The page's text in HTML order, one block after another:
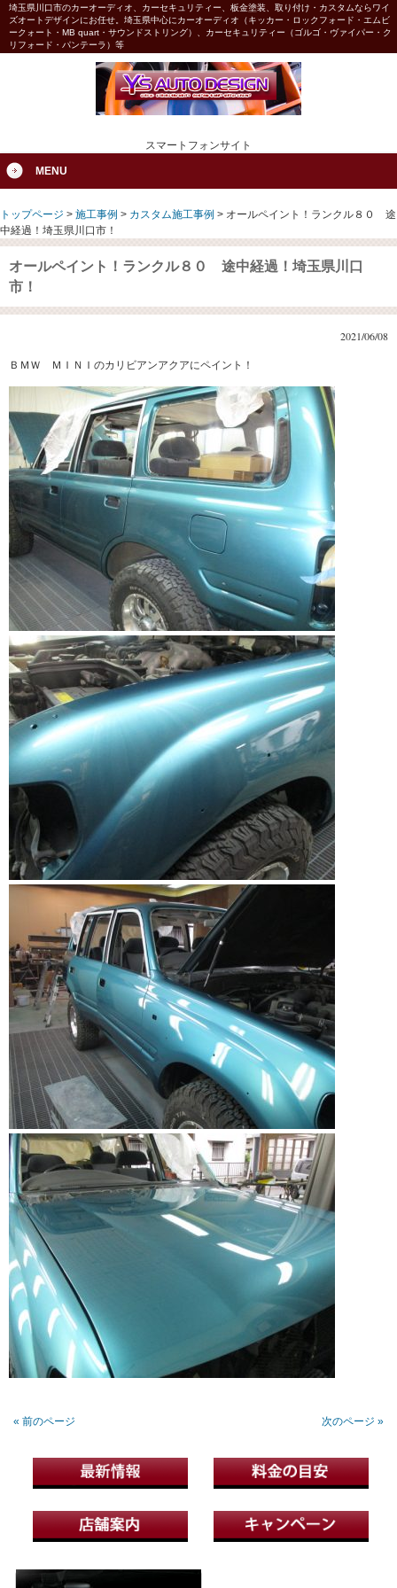
埼玉県川口市のカーオーディオ、カーセキュリティー、板金塗装、取り付け・カスタムならワイ
ズオートデザインにお任せ。埼玉県中心にカーオーディオ（キッカー・ロックフォード・エムビ
ークォート・MB quart・サウンドストリング）、カーセキュリティー（ゴルゴ・ヴァイパー・ク
リフォード・パンテーラ）等
スマートフォンサイト
MENU
トップページ > 施工事例 > カスタム施工事例 > オールペイント！ランクル８０ 途
中経過！埼玉県川口市！
オールペイント！ランクル８０ 途中経過！埼玉県川口
市！
2021/06/08
ＢＭＷ ＭＩＮＩのカリビアンアクアにペイント！
« 前のページ 次のページ »